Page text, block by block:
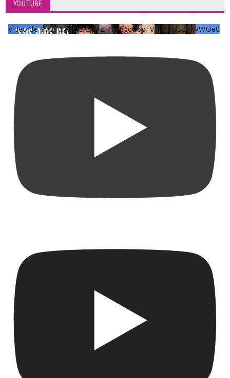
YOUTUBE
Vídeo de YouTube UCKqYjiZi7lzy6gqU6pFVFiA_A3EZ9JWWOe0